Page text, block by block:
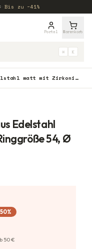
Bis zu −41%
Portal Warenkorb
⌘ K
Kadó Damen Kugelring aus Edelstahl matt mit Zirkonia, grau, Ringgröße 54, Ø 3mm
Edelstahl
54, Ø
50%
50€